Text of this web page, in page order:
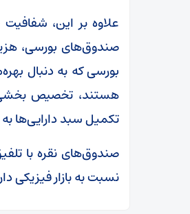
صندوق‌های بورسی،
بورسی که به دنبال
هستند، تخصیص
تکمیل سبد دارایی‌ها
صندوق‌های نقره با
نسبت به بازار فیزیکی